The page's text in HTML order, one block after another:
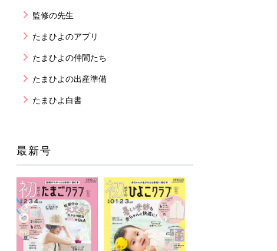
監修の先生
たまひよのアプリ
たまひよの仲間たち
たまひよの出産準備
たまひよ白書
最新号